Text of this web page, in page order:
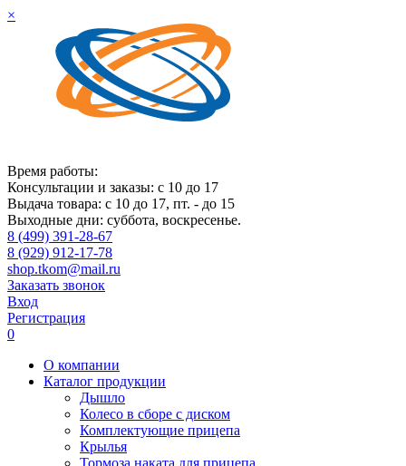
×
Время работы:
Консультации и заказы: с 10 до 17
Выдача товара: с 10 до 17, пт. - до 15
Выходные дни: суббота, воскресенье.
8 (499) 391-28-67
8 (929) 912-17-78
shop.tkom@mail.ru
Заказать звонок
Вход
Регистрация
0
О компании
Каталог продукции
Дышло
Колесо в сборе с диском
Комплектующие прицепа
Крылья
Тормоза наката для прицепа